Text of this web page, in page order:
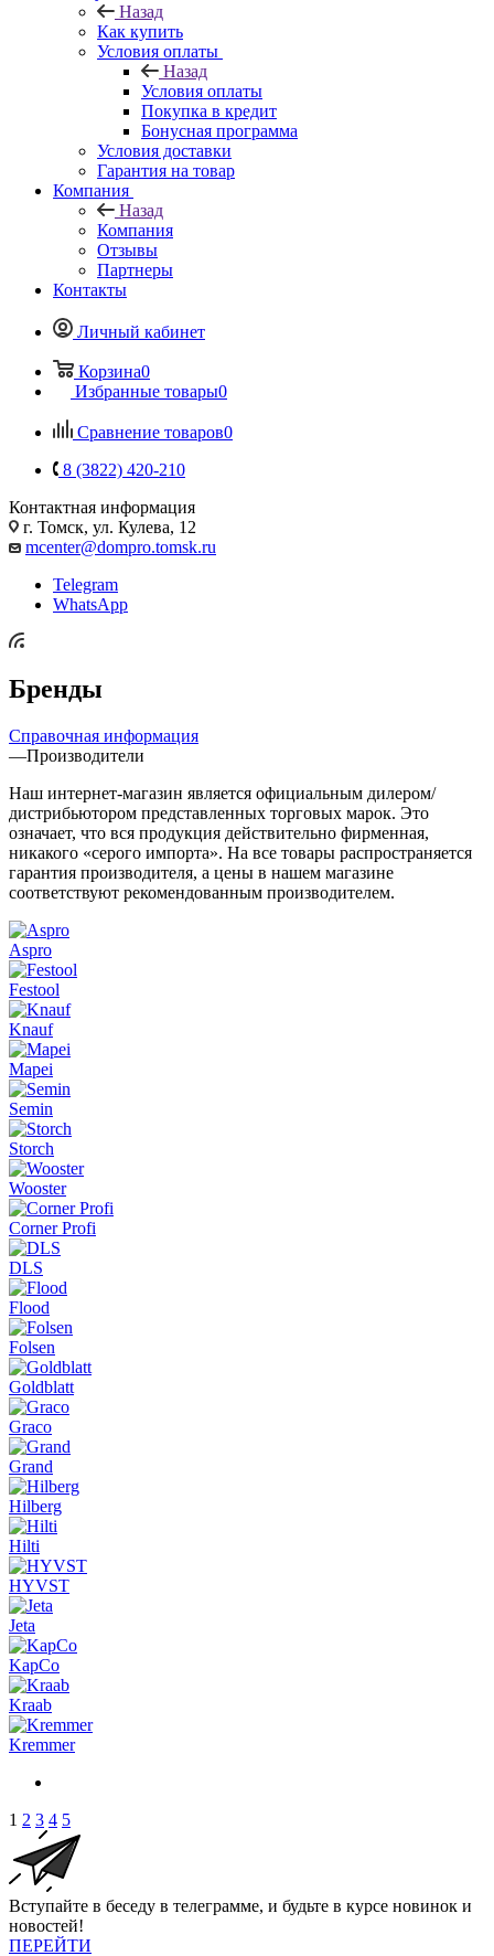
Назад
Как купить
Условия оплаты
Назад
Условия оплаты
Покупка в кредит
Бонусная программа
Условия доставки
Гарантия на товар
Компания
Назад
Компания
Отзывы
Партнеры
Контакты
Личный кабинет
Корзина0
Избранные товары0
Сравнение товаров0
8 (3822) 420-210
Контактная информация
г. Томск, ул. Кулева, 12
mcenter@dompro.tomsk.ru
Telegram
WhatsApp
Бренды
Справочная информация
—Производители
Наш интернет-магазин является официальным дилером/
дистрибьютором представленных торговых марок. Это
означает, что вся продукция действительно фирменная,
никакого «серого импорта». На все товары распространяется
гарантия производителя, а цены в нашем магазине
соответствуют рекомендованным производителем.
Aspro
Festool
Knauf
Mapei
Semin
Storch
Wooster
Corner Profi
DLS
Flood
Folsen
Goldblatt
Graco
Grand
Hilberg
Hilti
HYVST
Jeta
KapCo
Kraab
Kremmer
1 2 3 4 5
Вступайте в беседу в телеграмме, и будьте в курсе новинок и
новостей!
ПЕРЕЙТИ